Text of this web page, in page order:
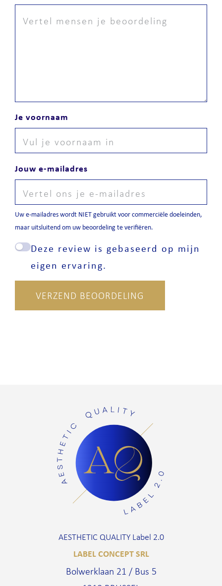
Je voornaam
Jouw e-mailadres
Uw e-mailadres wordt NIET gebruikt voor commerciële doeleinden,
maar uitsluitend om uw beoordeling te verifiëren.
Deze review is gebaseerd op mijn
eigen ervaring.
VERZEND BEOORDELING
AESTHETIC QUALITY Label 2.0
LABEL CONCEPT SRL
Bolwerklaan 21 / Bus 5